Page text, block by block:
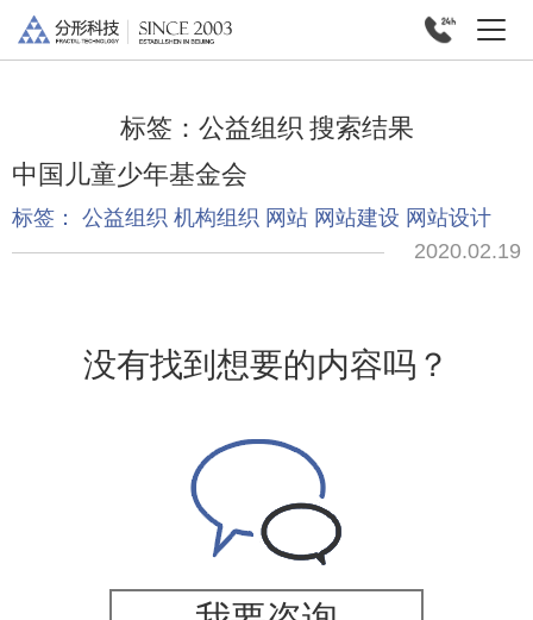
标签： 公益组织 搜索结果
中国儿童少年基金会
标签： 公益组织 机构组织 网站 网站建设 网站设计
2020.02.19
没有找到想要的内容吗？